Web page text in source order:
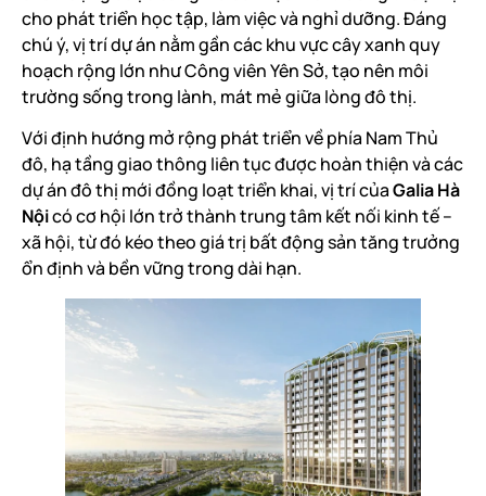
cho phát triển học tập, làm việc và nghỉ dưỡng. Đáng
chú ý, vị trí dự án nằm gần các khu vực cây xanh quy
hoạch rộng lớn như Công viên Yên Sở, tạo nên môi
trường sống trong lành, mát mẻ giữa lòng đô thị.
Với định hướng mở rộng phát triển về phía Nam Thủ
đô, hạ tầng giao thông liên tục được hoàn thiện và các
dự án đô thị mới đồng loạt triển khai, vị trí củaGalia Hà
Nộicó cơ hội lớn trở thành trung tâm kết nối kinh tế –
xã hội, từ đó kéo theo giá trị bất động sản tăng trưởng
ổn định và bền vững trong dài hạn.